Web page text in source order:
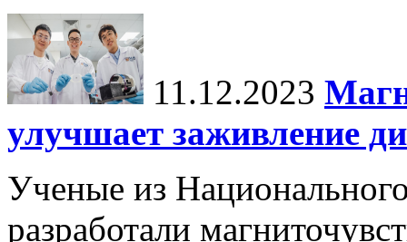
11.12.2023
улучшает заживление
Ученые из
разработали